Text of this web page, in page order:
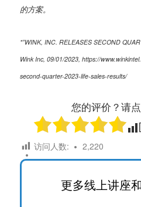
的方案。
*”WINK, INC. RELEASES SECOND
Wink Inc, 09/01/2023, https://
second-quarter-2023-life-sales-results/
您的评价？请
访问人数: 2,220
更多线上讲座